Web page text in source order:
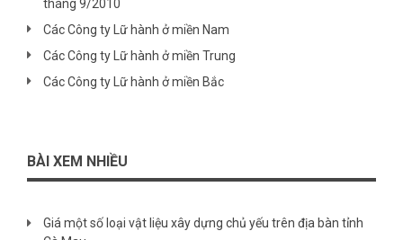
tháng 9/2010
Các Công ty Lữ hành ở miền Nam
Các Công ty Lữ hành ở miền Trung
Các Công ty Lữ hành ở miền Bắc
BÀI XEM NHIỀU
Giá một số loại vật liệu xây dựng chủ yếu trên địa bàn tỉnh